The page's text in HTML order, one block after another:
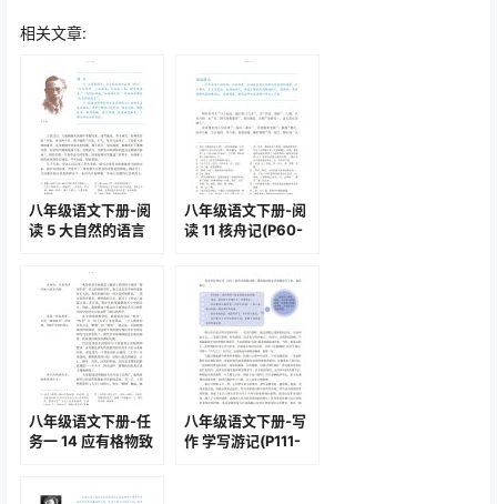
相关文章:
八年级语文下册-阅
读 5 大自然的语言
八年级语文下册-阅
读 11 核舟记(P60-
八年级语文下册-任
务一 14 应有格物致
八年级语文下册-写
作 学写游记(P111-